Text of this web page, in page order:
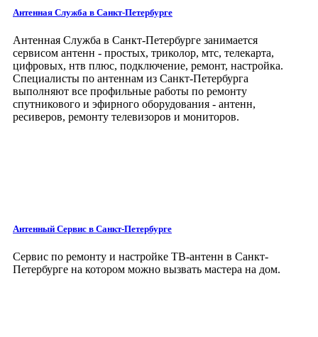
Антенная Служба в Санкт-Петербурге
Антенная Служба в Санкт-Петербурге занимается
сервисом антенн - простых, триколор, мтс, телекарта,
цифровых, нтв плюс, подключение, ремонт, настройка.
Специалисты по антеннам из Санкт-Петербурга
выполняют все профильные работы по ремонту
спутникового и эфирного оборудования - антенн,
ресиверов, ремонту телевизоров и мониторов.
Антенный Сервис в Санкт-Петербурге
Сервис по ремонту и настройке ТВ-антенн в Санкт-
Петербурге на котором можно вызвать мастера на дом.